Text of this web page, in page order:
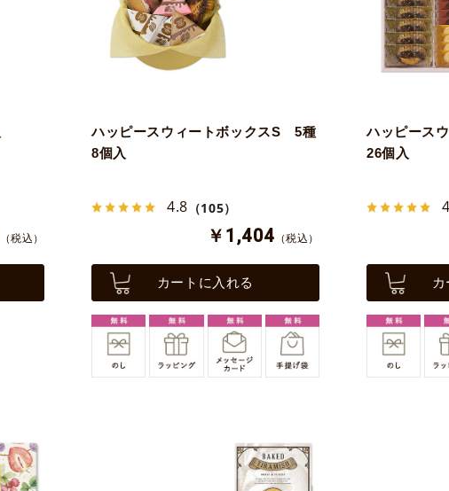
（税込）
ハッピースウィートボックスS 5種
8個入
4.8 （105）
￥1,404 （税込）
カートに入れる
ハッピース
26個入